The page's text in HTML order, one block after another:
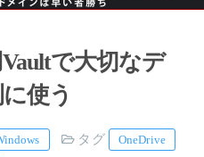
で大切なデ
使う
タグ OneDrive